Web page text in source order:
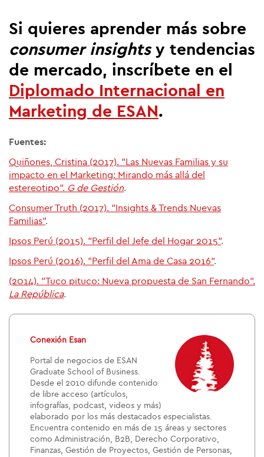
Si quieres aprender más sobre
consumer insightsy tendencias
de mercado, inscríbete en el
Diplomado Internacional en
Marketing de ESAN .
Fuentes:
Quiñones, Cristina (2017). "Las Nuevas Familias y su
impacto en el Marketing: Mirando más allá del
estereotipo". G de Gestión.
Consumer Truth (2017). "Insights & Trends Nuevas
Familias".
Ipsos Perú (2015). "Perfil del Jefe del Hogar 2015".
Ipsos Perú (2016). "Perfil del Ama de Casa 2016".
(2014). "Tuco pituco: Nueva propuesta de San Fernando".
La República.
Conexión Esan
Portal de negocios de ESAN
Graduate School of Business.
Desde el 2010 difunde contenido
de libre acceso (artículos,
infografías, podcast, videos y más)
elaborado por los más destacados especialistas.
Encuentra contenido en más de 15 áreas y sectores
como Administración, B2B, Derecho Corporativo,
Finanzas, Gestión de Proyectos, Gestión de Personas,